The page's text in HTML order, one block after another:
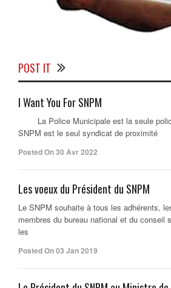
POST IT
I Want You For SNPM
La Police Municipale est la seule
SNPM est le seul syndicat de proximité
Posted On 30 Avr 2022
Les voeux du Président du SNPM
Le SNPM souhaite à tous les adhérents,
membres du bureau national et du conseil
les
Posted On 03 Jan 2019